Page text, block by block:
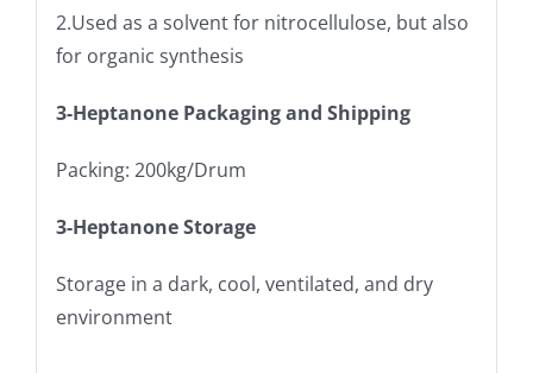
2.Used as a solvent for nitrocellulose, but also
for organic synthesis
3-Heptanone Packaging and Shipping
Packing: 200kg/Drum
3-Heptanone Storage
Storage in a dark, cool, ventilated, and dry
environment